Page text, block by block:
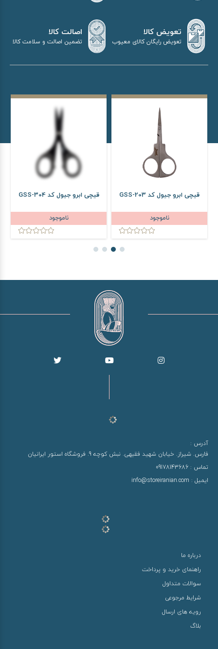
تعویض کالا
تعویض رایگان کالای معیوب
اصالت کالا
تضمین اصالت و سلامت کالا
قیچی ابرو جیول کد GSS-203
ناموجود
قیچی ابرو جیول کد GSS-304
ناموجود
آدرس :
فارس. شیراز. خیابان شهید فقیهی. نبش کوچه 9. فروشگاه استور ایرانیان
تماس : 09178143686
ایمیل : info@storeiranian.com
درباره ما
راهنمای خرید و پرداخت
سوالات متداول
شرایط مرجوعی
رویه های ارسال
بلاگ